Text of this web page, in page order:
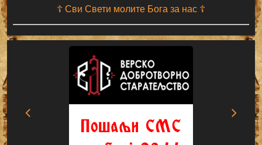
☦ Сви Свети молите Бога за нас ☦